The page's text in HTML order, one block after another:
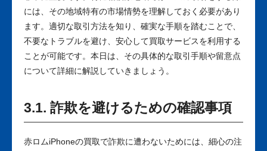
には、その地域特有の市場情勢を理解しておく必要があり
ます。適切な取引方法を知り、確実な手順を踏むことで、
不要なトラブルを避け、安心して買取サービスを利用する
ことが可能です。本日は、その具体的な取引手順や留意点
について詳細に解説していきましょう。
3.1. 詐欺を避けるための確認事項
赤ロムiPhoneの買取で詐欺に遭わないためには、細心の注